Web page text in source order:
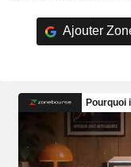
Ajouter